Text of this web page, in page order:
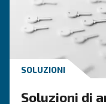
Se desideri
efficiente dal
nuovo
scelta. Scopri